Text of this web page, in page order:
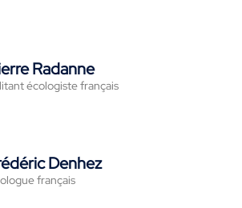
Radanne
écologiste français
Denhez
français